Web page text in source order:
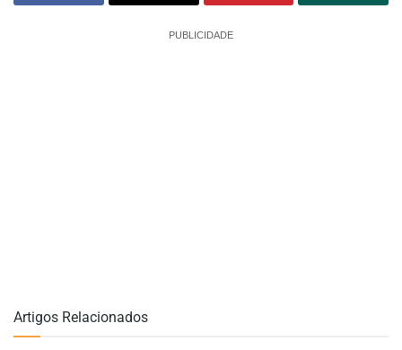
PUBLICIDADE
Artigos Relacionados